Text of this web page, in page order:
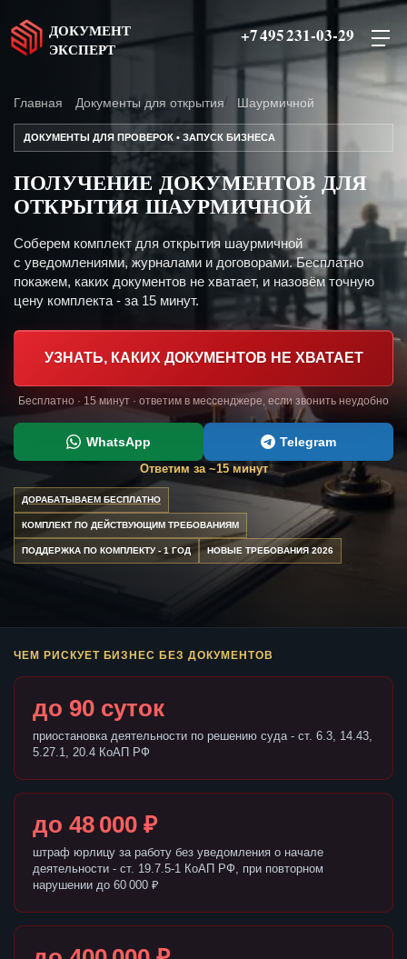
ДОКУМЕНТ
ЭКСПЕРТ
+7 495 231-03-29
Главная Документы для открытия Шаурмичной
ДОКУМЕНТЫ ДЛЯ ПРОВЕРОК • ЗАПУСК БИЗНЕСА
ПОЛУЧЕНИЕ ДОКУМЕНТОВ ДЛЯ
ОТКРЫТИЯ ШАУРМИЧНОЙ
Соберем комплект для открытия шаурмичной
с уведомлениями, журналами и договорами. Бесплатно
покажем, каких документов не хватает, и назовём точную
цену комплекта - за 15 минут.
УЗНАТЬ, КАКИХ ДОКУМЕНТОВ НЕ ХВАТАЕТ
Бесплатно · 15 минут · ответим в мессенджере, если звонить неудобно
WhatsApp Telegram
Ответим за ~15 минут
ДОРАБАТЫВАЕМ БЕСПЛАТНО
КОМПЛЕКТ ПО ДЕЙСТВУЮЩИМ ТРЕБОВАНИЯМ
ПОДДЕРЖКА ПО КОМПЛЕКТУ - 1 ГОД НОВЫЕ ТРЕБОВАНИЯ 2026
ЧЕМ РИСКУЕТ БИЗНЕС БЕЗ ДОКУМЕНТОВ
до 90 суток
приостановка деятельности по решению суда - ст. 6.3, 14.43,
5.27.1, 20.4 КоАП РФ
до 48 000 ₽
штраф юрлицу за работу без уведомления о начале
деятельности - ст. 19.7.5-1 КоАП РФ, при повторном
нарушении до 60 000 ₽